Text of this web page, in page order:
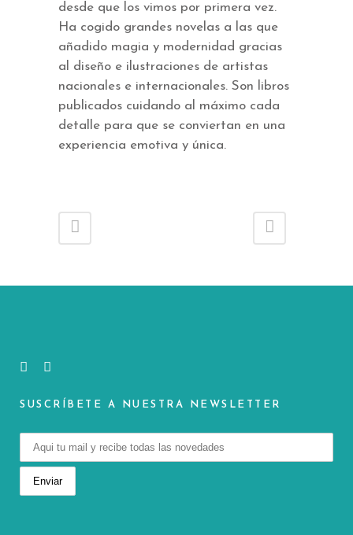
desde que los vimos por primera vez.
Ha cogido grandes novelas a las que
añadido magia y modernidad gracias
al diseño e ilustraciones de artistas
nacionales e internacionales. Son libros
publicados cuidando al máximo cada
detalle para que se conviertan en una
experiencia emotiva y única.
SUSCRÍBETE A NUESTRA NEWSLETTER